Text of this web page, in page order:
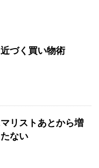
づく買い物術
リストあとから増
ない